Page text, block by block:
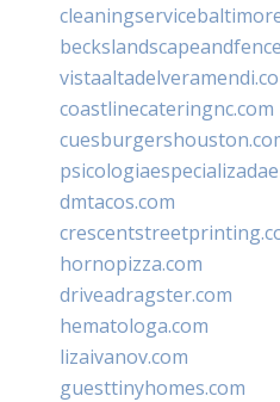
coastlinecateringnc.com
dmtacos.com
hornopizza.com
driveadragster.com
hematologa.com
lizaivanov.com
guesttinyhomes.com